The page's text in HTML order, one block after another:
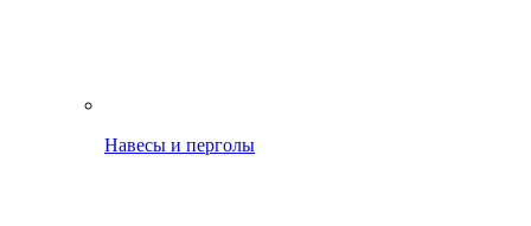
Навесы и перголы